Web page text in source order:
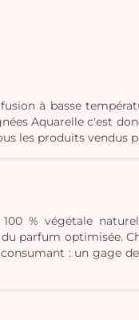
à basse
Aquarelle c'est
les produits vendus
% végétale
parfum optimisée.
: un gage